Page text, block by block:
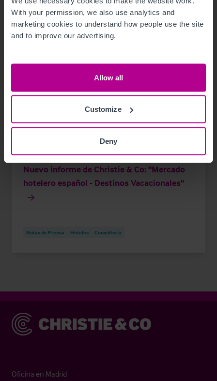
With your permission, we also use analytics and
marketing cookies to understand how people use the site
and to improve our advertising.
Allow all
Customize
Deny
6/30/2021
Nuevo informe de Christie & Co: "Mercado
hotelero español - Destinos Vacacionales"
Notas de Prensa Hoteles Consultoría
Christie & Co
Oficina en Madrid